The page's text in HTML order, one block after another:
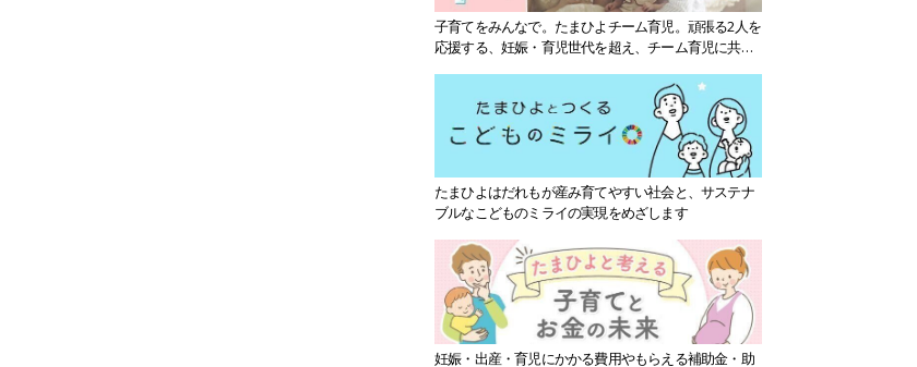
子育てをみんなで。たまひよチーム育児。頑張る2人を
応援する、妊娠・育児世代を超え、チーム育児に共感
たまひよはだれもが産み育てやすい社会と、サステナ
ブルなこどものミライの実現をめざします
妊娠・出産・育児にかかる費用やもらえる補助金・助